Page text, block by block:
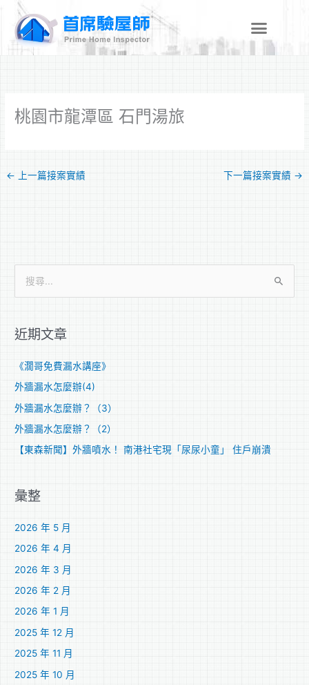
桃園市龍潭區 石門湯旅
← 上一篇接案實績 下一篇接案實績 →
鍵
近期文章
《濶哥免費漏水講座》
外牆漏水怎麼辦(4)
外牆漏水怎麼辦？（3）
外牆漏水怎麼辦？（2）
【東森新聞】外牆噴水！ 南港社宅現「尿尿小童」 住戶崩潰
彙整
2026 年 5 月
2026 年 4 月
2026 年 3 月
2026 年 2 月
2026 年 1 月
2025 年 12 月
2025 年 11 月
2025 年 10 月